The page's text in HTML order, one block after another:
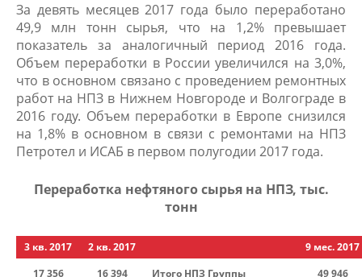
За девять месяцев 2017 года было переработано
49,9 млн тонн сырья, что на 1,2% превышает
показатель за аналогичный период 2016 года.
Объем переработки в России увеличился на 3,0%,
что в основном связано с проведением ремонтных
работ на НПЗ в Нижнем Новгороде и Волгограде в
2016 году. Объем переработки в Европе снизился
на 1,8% в основном в связи с ремонтами на НПЗ
Петротел и ИСАБ в первом полугодии 2017 года.
Переработка нефтяного сырья на НПЗ, тыс.
тонн
3 кв. 2017 2 кв. 2017
9 мес. 2017
17 356
16 394 Итого НПЗ Группы 49 946